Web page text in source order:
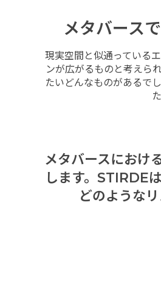
メタバース
現実空間と似通っている
ンが広がるものと考えら
たいどんなものがあるで
メタバースにおけ
します。STIRDE
どのような